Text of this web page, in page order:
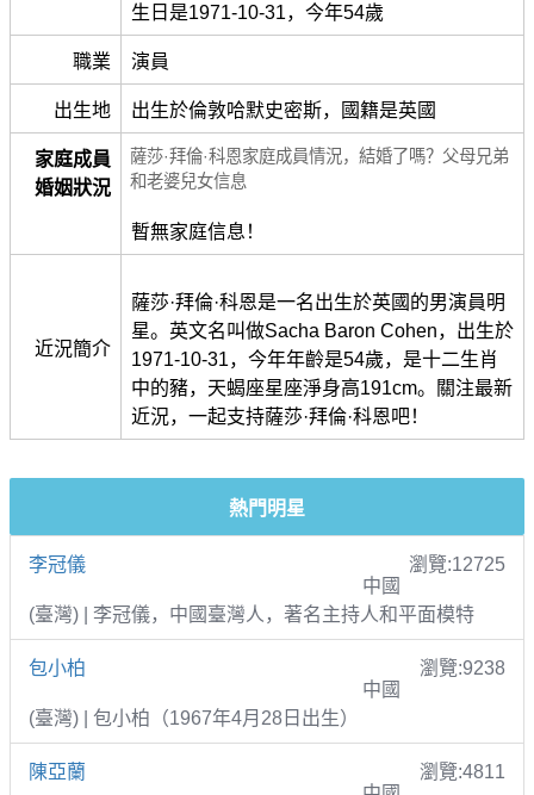
生日是1971-10-31，今年54歲
職業 演員
出生地 出生於倫敦哈默史密斯，國籍是英國
家庭成員
婚姻狀況
薩莎·拜倫·科恩家庭成員情況，結婚了嗎？父母兄弟
和老婆兒女信息
暫無家庭信息！
近況簡介
薩莎·拜倫·科恩是一名出生於英國的男演員明
星。英文名叫做Sacha Baron Cohen，出生於
1971-10-31，今年年齡是54歲，是十二生肖
中的豬，天蝎座星座淨身高191cm。關注最新
近況，一起支持薩莎·拜倫·科恩吧！
熱門明星
李冠儀
瀏覽:12725
中國
(臺灣) | 李冠儀，中國臺灣人，著名主持人和平面模特
包小柏
瀏覽:9238
中國
(臺灣) | 包小柏（1967年4月28日出生）
陳亞蘭
瀏覽:4811